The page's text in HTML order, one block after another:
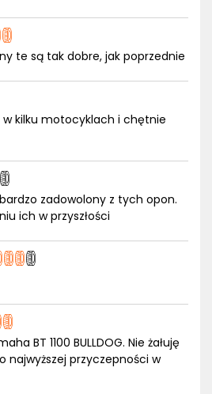
te są tak dobre, jak poprzednie
w kilku motocyklach i chętnie
zadowolony z tych opon.
ich w przyszłości
BT 1100 BULLDOG. Nie żałuję
najwyższej przyczepności w